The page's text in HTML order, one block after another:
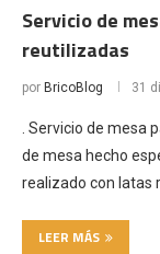
Servicio de
reutilizadas
por BricoBlog 31
. Servicio de mesa
de mesa hecho
realizado con latas
LEER MÁS